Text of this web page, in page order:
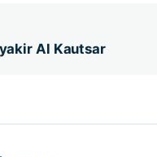
Al Kautsar